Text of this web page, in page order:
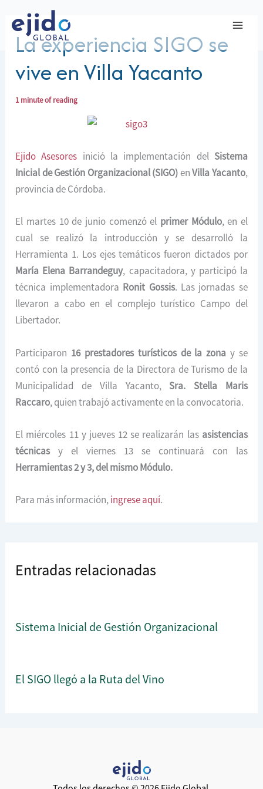
contenido
La experiencia SIGO se
vive en Villa Yacanto
1 minute of reading
Ejido Asesores inició la implementación del Sistema
Inicial de Gestión Organizacional (SIGO) enVilla Yacanto,
provincia de Córdoba.
El martes 10 de junio comenzó el primer Módulo, en el
cual se realizó la introducción y se desarrolló la
Herramienta 1. Los ejes temáticos fueron dictados por
María Elena Barrandeguy, capacitadora, y participó la
técnica implementadora Ronit Gossis. Las jornadas se
llevaron a cabo en el complejo turístico Campo del
Libertador.
Participaron 16 prestadores turísticos de la zona y se
contó con la presencia de la Directora de Turismo de la
Municipalidad de Villa Yacanto, Sra. Stella Maris
Raccaro, quien trabajó activamente en la convocatoria.
El miércoles 11 y jueves 12 se realizarán las asistencias
técnicas y el viernes 13 se continuará con las
Herramientas 2 y 3, del mismo Módulo.
Para más información,ingrese aquí.
Entradas relacionadas
Sistema Inicial de Gestión Organizacional
El SIGO llegó a la Ruta del Vino